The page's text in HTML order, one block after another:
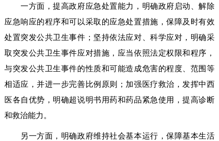
一方面，提高政府应急处置能力，明确政府启动、解除
应急响应的程序和可以采取的应急处置措施，保障及时有效
处置突发公共卫生事件；坚持依法应对、科学应对，明确采
取突发公共卫生事件应对措施，应当依照法定权限和程序，
与突发公共卫生事件的性质和可能造成危害的程度、范围等
相适应，并进一步完善比例原则；加强医疗救治，发挥中西
医各自优势，明确超说明书用药和药品紧急使用，提高诊断
和救治能力。
另一方面，明确政府维持社会基本运行，保障基本生活